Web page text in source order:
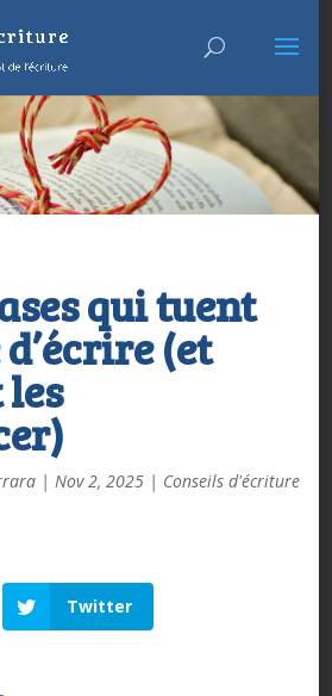
qui tuent
(et
| Nov 2, 2025| Conseils d'écriture
Twitter